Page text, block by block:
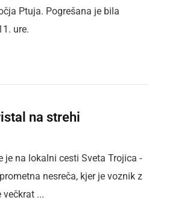
Ptuja. Pogrešana je bila
ure.
na strehi
je na lokalni cesti Sveta Trojica -
nesreča, kjer je voznik z
večkrat ...